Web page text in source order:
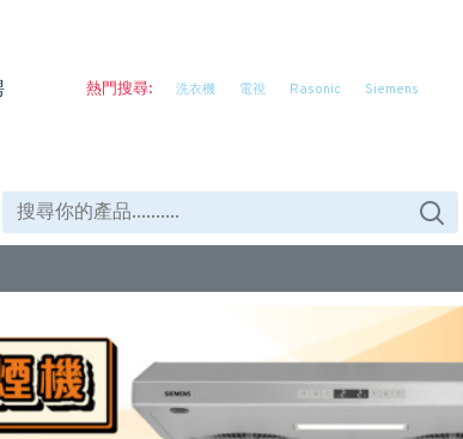
聘 熱門搜尋: 洗衣機 電視 Rasonic Siemens